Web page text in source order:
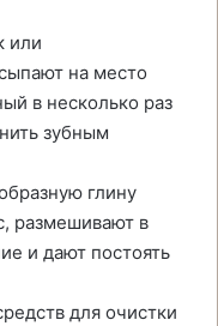
или
на место
в несколько раз
зубным
глину
размешивают в
и дают постоять
для очистки